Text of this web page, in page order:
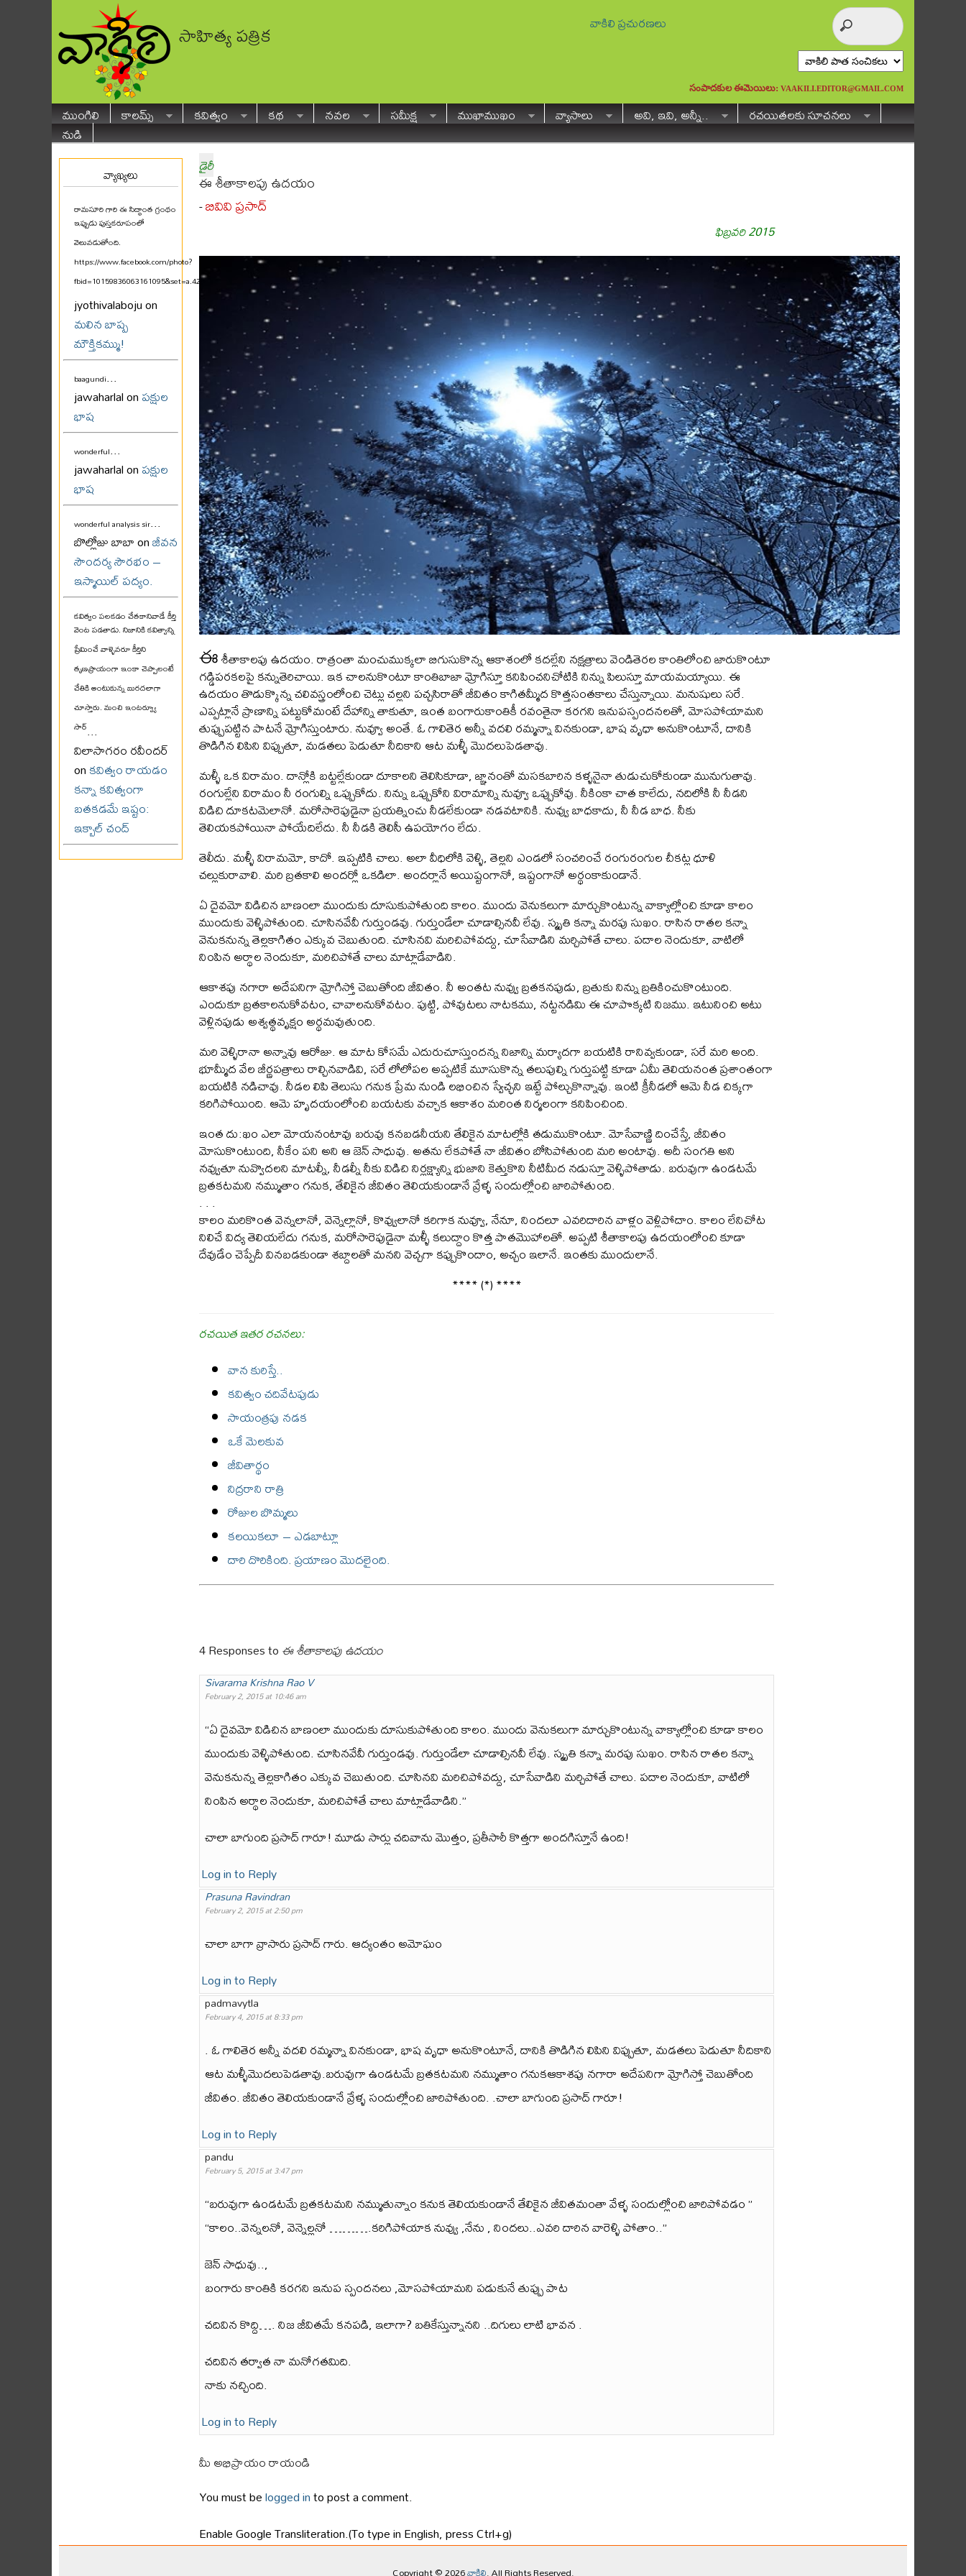
సాహిత్య పత్రిక వాకిలి ప్రచురణలు
సంపాదకుల ఈమెయిలు: VAAKILI.EDITOR@GMAIL.COM
ముంగిలి కాలమ్స్ కవిత్వం కథ నవల సమీక్ష ముఖాముఖం వ్యాసాలు అవి, ఇవి, అన్నీ..
రచయితలకు సూచనలు
నుడి
వ్యాఖ్యలు
రామసూరి గారి ఈ సిద్ధాంత గ్రంథం
ఇప్పుడు పుస్తకరూపంలో
వెలువడుతోంది.
https://www.facebook.com/photo?
fbid=10159836063161095&set=a.425580711094
...
jyothivalaboju on
మలిన బాష్ప
మౌక్తికమ్ము!
baagundi...
jawaharlal onపక్షుల
భాష
wonderful...
jawaharlal onపక్షుల
భాష
wonderful analysis sir...
బొల్లోజు బాబా onజీవన
సౌందర్య సౌరభం –
ఇస్మాయిల్ పద్యం.
కవిత్వం పలకడం చేతకానివాడే కీర్తి
వెంట పడతాడు. నిజానికి కవిత్వాన్ని
ప్రేమించే వాళ్ళెవరూ కీర్తిని
తృణప్రాయంగా ఇంకా చెప్పాలంటే
చేతికి అంటుకున్న బురదలాగా
చూస్తారు. మంచి ఇంటర్వ్యూ
సార్...
విలాసాగరం రవీందర్
onకవిత్వం రాయడం
కన్నా కవిత్వంగా
బతకడమే ఇష్టం:
ఇక్బాల్ చంద్
డైరీ
ఈ శీతాకాలపు ఉదయం
-బివివి ప్రసాద్
ఫిబ్రవరి 2015
ఈశీతాకాలపు ఉదయం. రాత్రంతా మంచుముక్కలా బిగుసుకొన్న ఆకాశంలో కదల్లేని నక్షత్రాలు వెండితెరల కాంతిలోంచి జారుకొంటూ
గడ్డిపరకలపై కన్నుతెరిచాయి. ఇక చాలనుకొంటూ కాంతిబాజా మ్రోగిస్తూ కనిపించనిచోటికి నిన్ను పిలుస్తూ మాయమయ్యాయి. ఈ
ఉదయం తొడుక్కొన్న చలివస్త్రంలోంచి చెట్లు చల్లని పచ్చసిరాతో జీవితం కాగితమ్మీద కొత్తసంతకాలు చేస్తున్నాయి. మనుషులు సరే.
ఎప్పట్లానే ప్రాణాన్ని పట్టుకోమంటే దేహాన్ని తాకుతూ, ఇంత బంగారుకాంతికీ రవంతైనా కరగని ఇనుపస్పందనలతో, మోసపోయామని
తుప్పుపట్టిన పాటనే మ్రోగిస్తుంటారు. నువ్వూ అంతే. ఓ గాలితెర అన్నీ వదలి రమ్మన్నా వినకుండా, భాష వృధా అనుకొంటూనే, దానికి
తొడిగిన లిపిని విప్పుతూ, మడతలు పెడుతూ నీదికాని ఆట మళ్ళీ మొదలుపెడతావు.
మళ్ళీ ఒక విరామం. దాన్లోకి బట్టల్లేకుండా దూకాలని తెలిసికూడా, జ్ఞానంతో మసకబారిన కళ్ళనైనా తుడుచుకోకుండా మునుగుతావు.
రంగుల్లేని విరామం నీ రంగుల్ని ఒప్పుకోదు. నిన్ను ఒప్పుకోని విరామాన్ని నువ్వూ ఒప్పుకోవు. నీకింకా చాత కాలేదు, నదిలోకి నీ నీడని
విడిచి దూకటమెలానో. మరోసారెపుడైనా ప్రయత్నించు నీడలేకుండా నడవటానికి. నువ్వు బాధకాదు, నీ నీడ బాధ. నీకు
తెలియకపోయినా పోయేదిలేదు. నీ నీడకి తెలిసీ ఉపయోగం లేదు.
తెలీదు. మళ్ళీ విరామమో, కాదో. ఇప్పటికి చాలు. అలా వీధిలోకి వెళ్ళి, తెల్లని ఎండలో సంచరించే రంగురంగుల చీకట్ల ధూళి
చల్లుకురావాలి. మరి బ్రతకాలి అందర్లో ఒకడిలా. అందర్లానే అయిష్టంగానో, ఇష్టంగానో అర్థంకాకుండానే.
ఏ దైవమో విడిచిన బాణంలా ముందుకు దూసుకుపోతుంది కాలం. ముందు వెనుకలుగా మార్చుకొంటున్న వాక్యాల్లోంచి కూడా కాలం
ముందుకు వెళ్ళిపోతుంది. చూసినవేవీ గుర్తుండవు. గుర్తుండేలా చూడాల్సినవీ లేవు. స్మృతి కన్నా మరపు సుఖం. రాసిన రాతల కన్నా
వెనుకనున్న తెల్లకాగితం ఎక్కువ చెబుతుంది. చూసినవి మరిచిపోవద్దు, చూసేవాడిని మర్చిపోతే చాలు. పదాల నెందుకూ, వాటిలో
నింపిన అర్థాల నెందుకూ, మరిచిపోతే చాలు మాట్లాడేవాడిని.
ఆకాశపు నగారా అదేపనిగా మ్రోగిస్తో చెబుతోంది జీవితం. నీ అంతట నువ్వు బ్రతకనపుడు, బ్రతుకు నిన్ను బ్రతికించుకొంటుంది.
ఎందుకూ బ్రతకాలనుకోవటం, చావాలనుకోవటం. పుట్టి, పోవుటలు నాటకము, నట్టనడిమి ఈ చూపొక్కటి నిజము. ఇటునించి అటు
వెళ్లినపుడు అశ్వత్థవృక్షం అర్థమవుతుంది.
మరి వెళ్ళిరానా అన్నావు ఆరోజు. ఆ మాట కోసమే ఎదురుచూస్తుందన్న నిజాన్ని మర్యాదగా బయటికి రానివ్వకుండా, సరే మరి అంది.
భూమ్మీద వేల జీర్ణపత్రాలు రాల్చినవాడివి, సరే లోలోపల అప్పటికే మూసుకొన్న తలుపుల్ని గుర్తుపట్టి కూడా ఏమీ తెలియనంత ప్రశాంతంగా
బయటికి నడిచావు. నీడల లిపి తెలుసు గనుక ప్రేమ నుండి లభించిన స్వేచ్ఛని ఇట్టే పోల్చుకొన్నావు. ఇంటి క్రీనీడలో ఆమె నీడ చిక్కగా
కరిగిపోయింది. ఆమె హృదయంలోంచి బయటకు వచ్చాక ఆకాశం మరింత నిర్మలంగా కనిపించింది.
ఇంత దు:ఖం ఎలా మోయనంటావు బరువు కనబడనీయని తేలికైన మాటల్లోకి తడుముకొంటూ. మోసేవాణ్ణి దించేస్తే, జీవితం
మోసుకొంటుంది, నీకేం పని అని ఆ జెన్‌ సాధువు. అతను లేకపోతే నా జీవితం బోసిపోతుంది మరి అంటావు. అదీ సంగతి అని
నవ్వుతూ నువ్వొదలని మాటల్నీ, నీడల్నీ నీకు విడిచి నిర్లక్ష్యాన్ని భుజాని కెత్తుకొని నీటిమీద నడుస్తూ వెళ్ళిపోతాడు. బరువుగా ఉండటమే
బ్రతకటమని నమ్ముతాం గనుక, తేలికైన జీవితం తెలియకుండానే వ్రేళ్ళ సందుల్లోంచి జారిపోతుంది.
. . .
కాలం మరికొంత వెన్నలానో, వెన్నెల్లానో, కొవ్వులానో కరిగాక నువ్వూ, నేనూ, నిందలూ ఎవరిదారిన వాళ్లం వెళ్లిపోదాం. కాలం లేనిచోట
నిలిచే విద్య తెలియలేదు గనుక, మరోసారెపుడైనా మళ్ళీ కలుద్దాం కొత్త పాతమొహాలతో. అప్పటి శీతాకాలపు ఉదయంలోంచి కూడా
దేవుడేం చెప్పేదీ వినబడకుండా శబ్దాలతో మనని వెచ్చగా కప్పుకొందాం, అచ్చం ఇలానే. ఇంతకు ముందులానే.
**** (*) ****
రచయిత ఇతర రచనలు:
వాన కురిస్తే..
కవిత్వం చదివేటపుడు
సాయంత్రపు నడక
ఒకే మెలకువ
జీవితార్థం
నిద్రరాని రాత్రి
రోజుల బొమ్మలు
కలయికలూ – ఎడబాట్లూ
దారి దొరికింది. ప్రయాణం మొదలైంది.
4 Responses toఈ శీతాకాలపు ఉదయం
Sivarama Krishna Rao V
February 2, 2015 at 10:46 am
“ఏ దైవమో విడిచిన బాణంలా ముందుకు దూసుకుపోతుంది కాలం. ముందు వెనుకలుగా మార్చుకొంటున్న వాక్యాల్లోంచి కూడా కాలం
ముందుకు వెళ్ళిపోతుంది. చూసినవేవీ గుర్తుండవు. గుర్తుండేలా చూడాల్సినవీ లేవు. స్మృతి కన్నా మరపు సుఖం. రాసిన రాతల కన్నా
వెనుకనున్న తెల్లకాగితం ఎక్కువ చెబుతుంది. చూసినవి మరిచిపోవద్దు, చూసేవాడిని మర్చిపోతే చాలు. పదాల నెందుకూ, వాటిలో
నింపిన అర్థాల నెందుకూ, మరిచిపోతే చాలు మాట్లాడేవాడిని.”
చాలా బాగుంది ప్రసాద్ గారూ! మూడు సార్లు చదివాను మొత్తం, ప్రతీసారీ కొత్తగా అందగిస్తూనే ఉంది!
Log in to Reply
Prasuna Ravindran
February 2, 2015 at 2:50 pm
చాలా బాగా వ్రాసారు ప్రసాద్ గారు. ఆద్యంతం అమోఘం
Log in to Reply
padmavytla
February 4, 2015 at 8:33 pm
. ఓ గాలితెర అన్నీ వదలి రమ్మన్నా వినకుండా, భాష వృధా అనుకొంటూనే, దానికి తొడిగిన లిపిని విప్పుతూ, మడతలు పెడుతూ నీదికాని
ఆట మళ్ళీమొదలుపెడతావు.బరువుగా ఉండటమే బ్రతకటమని నమ్ముతాం గనుకఆకాశపు నగారా అదేపనిగా మ్రోగిస్తో చెబుతోంది
జీవితం. జీవితం తెలియకుండానే వ్రేళ్ళ సందుల్లోంచి జారిపోతుంది. .చాలా బాగుంది ప్రసాద్ గారూ!
Log in to Reply
pandu
February 5, 2015 at 3:47 pm
“బరువుగా ఉండటమే బ్రతకటమని నమ్ముతున్నాం కనుక తెలియకుండానే తేలికైన జీవితమంతా వేళ్ళ సందుల్లోంచి జారిపోవడం ”
“కాలం..వెన్నలనో, వెన్నెల్లనో ……….కరిగిపోయాక నువ్వు ,నేను , నిందలు..ఎవరి దారిన వారెళ్ళి పోతాం..”
జెన్ సాధువు..,
బంగారు కాంతికి కరగని ఇనుప స్పందనలు ,మోసపోయామని పడుకునే తుప్పు పాట
చదివిన కొద్ది…. నిజ జీవితమే కనపడి, ఇలాగా? బతికేస్తున్నానని ..దిగులు లాటి భావన .
చదివిన తర్వాత నా మనోగతమిది.
నాకు నచ్చింది.
Log in to Reply
మీ అభిప్రాయం రాయండి
You must belogged into post a comment.
Enable Google Transliteration.(To type in English, press Ctrl+g)
Copyright © 2026వాకిలి. All Rights Reserved.